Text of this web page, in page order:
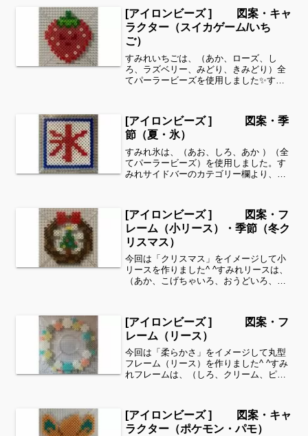
いに注意してくださいね。これくらいの
サイズは子ども...
[アイロンビーズ ] 図案・キャ
ラクター（スイカゲーム/いち
ご）
すみれいちごは、（あか、ローズ、し
ろ、ラズベリー、みどり、きみどり）全
てパーラービーズを使用しました✨すみ
きます！お時間がありましたら、他の図
案もぜひ覗いてみてください...
[アイロンビーズ ] 図案・季
節（夏・氷）
すみれ氷は、（あお、しろ、あか ）（全
てパーラービーズ）を使用しました。す
みれサイドバーのカテゴリー欄より、
の図案もぜひ覗いてみてください^ ^細い
所は強度が脆くなりま...
[アイロンビーズ ] 図案・フ
レーム（小リース）・季節（冬ク
リスマス）
今回は「クリスマス」をイメージして小
リースを作りました^ ^すみれリースは、
（あか、こげちゃいろ、おうどいろ、ち
ービーズを使用しました✨こちらは、上
記の飾りを何もつけ...
[アイロンビーズ ] 図案・フ
レーム（リース）
今回は「柔らかさ」をイメージして丸型
フレーム（リース）を作りました^ ^すみ
れフレームは、（しろ、クリーム、ピー
た✨すみれサイドバーのカテゴリー欄よ
り、花・虫などシリー...
[アイロンビーズ ] 図案・キャ
ラクター（ポケモン・パモ）